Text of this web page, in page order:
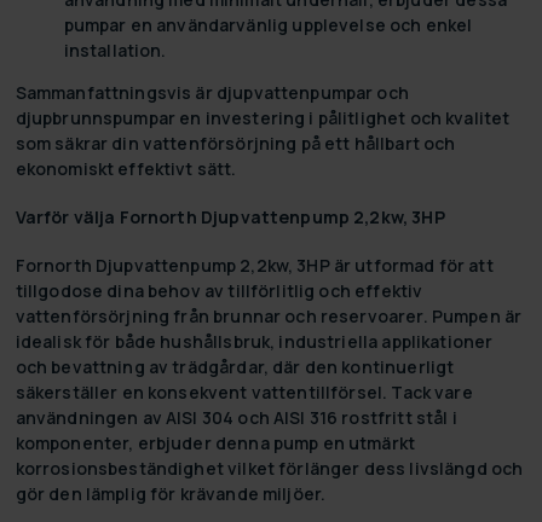
pumpar en användarvänlig upplevelse och enkel
installation.
Sammanfattningsvis är djupvattenpumpar och
djupbrunnspumpar en investering i pålitlighet och kvalitet
som säkrar din vattenförsörjning på ett hållbart och
ekonomiskt effektivt sätt.
Varför välja Fornorth Djupvattenpump 2,2kw, 3HP
Fornorth Djupvattenpump 2,2kw, 3HP är utformad för att
tillgodose dina behov av tillförlitlig och effektiv
vattenförsörjning från brunnar och reservoarer. Pumpen är
idealisk för både hushållsbruk, industriella applikationer
och bevattning av trädgårdar, där den kontinuerligt
säkerställer en konsekvent vattentillförsel. Tack vare
användningen av AISI 304 och AISI 316 rostfritt stål i
komponenter, erbjuder denna pump en utmärkt
korrosionsbeständighet vilket förlänger dess livslängd och
gör den lämplig för krävande miljöer.